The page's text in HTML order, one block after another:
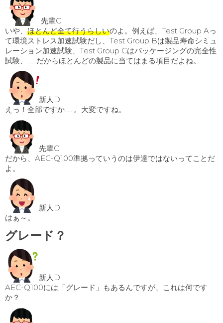
先輩C
いや、 ほとんど全て行うらしいのよ。例えば、Test Group Aっ
て環境ストレス加速試験だし、Test Group Bは製品寿命シミュ
レーション加速試験、Test Group Cはパッケージングの完全性
試験、……だからほとんどの製品に当てはまる項目だよね。
新人D
えっ！全部ですか……。大変ですね。
先輩C
だから、AEC-Q100準拠っていうのは伊達ではないってことだ
よ。
新人D
はぁ～。
グレード？
新人D
AEC-Q100には「グレード」もあるんですが、これは何です
か？